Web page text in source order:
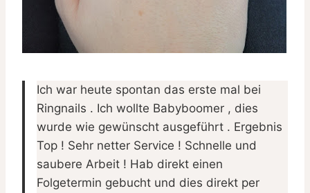
Ich war heute spontan das erste mal bei
Ringnails . Ich wollte Babyboomer , dies
wurde wie gewünscht ausgeführt . Ergebnis
Top ! Sehr netter Service ! Schnelle und
saubere Arbeit ! Hab direkt einen
Folgetermin gebucht und dies direkt per